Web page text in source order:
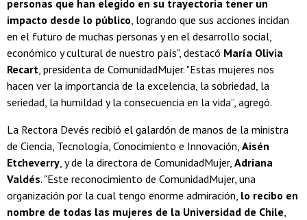
personas que han elegido en su trayectoria tener un
impacto desde lo público, logrando que sus acciones incidan
en el futuro de muchas personas y en el desarrollo social,
económico y cultural de nuestro país", destacó María Olivia
Recart, presidenta de ComunidadMujer. "Estas mujeres nos
hacen ver la importancia de la excelencia, la sobriedad, la
seriedad, la humildad y la consecuencia en la vida”, agregó.
La Rectora Devés recibió el galardón de manos de la ministra
de Ciencia, Tecnología, Conocimiento e Innovación, Aisén
Etcheverry, y de la directora de ComunidadMujer, Adriana
Valdés. "Este reconocimiento de ComunidadMujer, una
organización por la cual tengo enorme admiración, lo recibo en
nombre de todas las mujeres de la Universidad de Chile,